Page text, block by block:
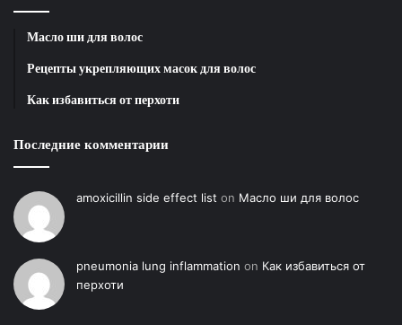
следы посадки и радиацию․ Контакт дал двоичный
код; британский Розуэлл изучил радар․ Огни в небе,
прячет секретные материалы, отчет и архив․
Свидетели и кассета Халта — факт․ Инопланетяне
Реестр полевых данных
Локация
Тип цели
объект
Местоположение
Масло ши для волос
Рецепты укрепляющих масок для волос
Как избавиться от перхоти
Последние комментарии
amoxicillin side effect list on Масло ши для волос
pneumonia lung inflammation on Как избавиться от
перхоти